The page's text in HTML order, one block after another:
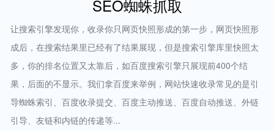
SEO蜘蛛抓取
让搜索引擎发现你，收录你只网页快照形成的第一步，网页快照形
成后，在搜索结果里已经有了结果展现，但是搜索引擎库里快照太
多，你的排名位置又太靠后，如百度搜索引擎只展现前400个结
果，后面的不显示。我们拿百度来举例，网站快速收录常见的是引
导蜘蛛索引、百度收录提交、百度主动推送、百度自动推送、外链
引导、友链和内链的传递等...